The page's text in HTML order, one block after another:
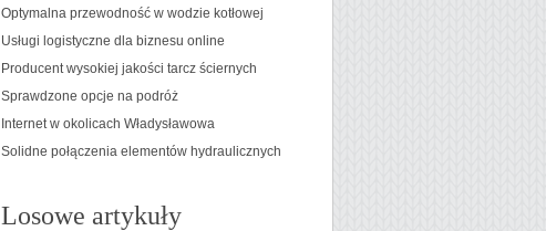
Optymalna przewodność w wodzie kotłowej
Usługi logistyczne dla biznesu online
Producent wysokiej jakości tarcz ściernych
Sprawdzone opcje na podróż
Internet w okolicach Władysławowa
Solidne połączenia elementów hydraulicznych
Losowe artykuły